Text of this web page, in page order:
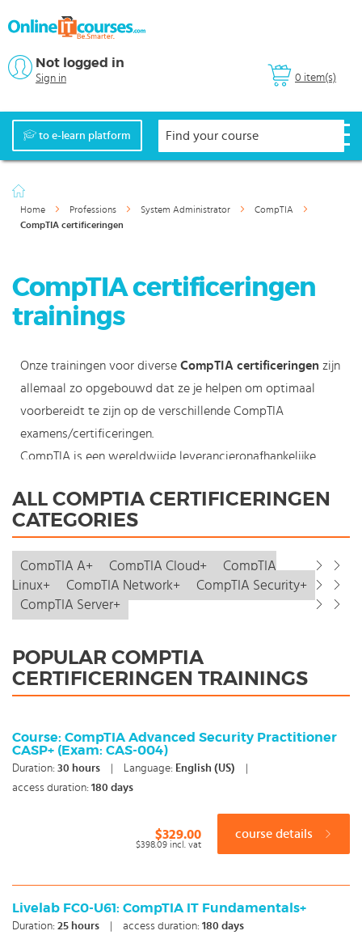
0 item(s)
Not logged in
Sign in
to e-learn platform
Home Professions System Administrator
CompTIA
CompTIA certificeringen
CompTIA certificeringen
trainings
Onze trainingen voor diverse CompTIA certificeringen zijn
allemaal zo opgebouwd dat ze je helpen om optimaal
voorbereidt te zijn op de verschillende CompTIA
examens/certificeringen.
CompTIA is een wereldwijde leverancieronafhankelijke
CompTIA certificering in het bezit zijn in het voordeel bij
sollicaties en dienen vaak als startpunt voor verdere
Wij bieden trainingen aan voor de meeste CompTIA
certificeringen.
CompTIA A+
CompTIA Security+
CompTIA Linux+
CompTIA Cloud+
trainingen gebruik van docent support. Maak een keuze en
ALL COMPTIA CERTIFICERINGEN
CATEGORIES
CompTIA A+ CompTIA Cloud+
CompTIA
Linux+
CompTIA Network+
CompTIA Security+
CompTIA Server+
POPULAR COMPTIA
CERTIFICERINGEN TRAININGS
Course: CompTIA Advanced Security Practitioner
CASP+ (Exam: CAS-004)
Duration: 30 hours Language: English (US)
access duration: 180 days
$329.00
$398.09 incl. vat
course details
Livelab FC0-U61: CompTIA IT Fundamentals+
Duration: 25 hours access duration: 180 days